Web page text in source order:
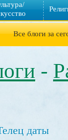
Все блоги за
-
даты